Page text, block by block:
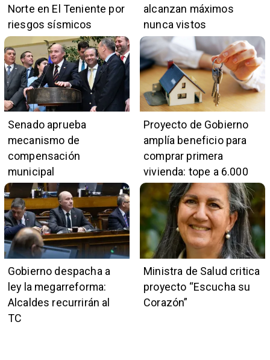
Norte en El Teniente por
riesgos sísmicos
alcanzan máximos
nunca vistos
Senado aprueba
mecanismo de
compensación
municipal
Proyecto de Gobierno
amplía beneficio para
comprar primera
vivienda: tope a 6.000
UF y 30 mil cupos
Gobierno despacha a
ley la megarreforma:
Alcaldes recurrirán al
TC
Ministra de Salud critica
proyecto “Escucha su
Corazón”